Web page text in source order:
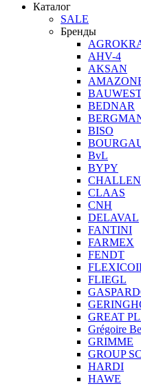
Каталог
SALE
Бренды
AHV-4
AKSAN
BEDNAR
BISO
BvL
BYPY
CLAAS
CNH
DELAVAL
FANTINI
FARMEX
FENDT
FLIEGL
GREAT
Grégoire
GRIMME
GROUP
HARDI
HAWE